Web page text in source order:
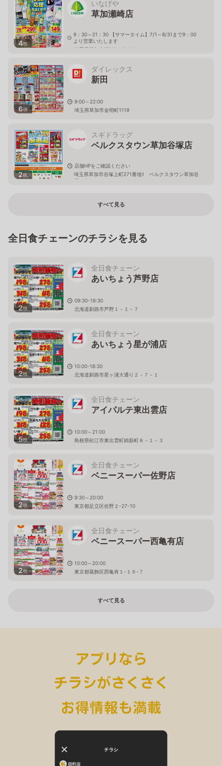
4枚
いなげや
草加瀬崎店
9：30～21：30 【サマータイム】7/1～8/31まで9：00
より営業いたします
埼玉県草加市瀬崎2－5－22
6枚
ダイレックス
新田
9:00～22:00
埼玉県草加市金明町1119
2枚
スギドラッグ
ベルクスタウン草加谷塚店
店舗HPをご確認ください
埼玉県草加市谷塚上町271番地1 ベルクスタウン草加谷
塚 内
すべて見る
全日食チェーンのチラシを見る
2枚
全日食チェーン
あいちょう芦野店
09:30-18:30
北海道釧路市芦野１－１－７
2枚
全日食チェーン
あいちょう星が浦店
10:00-18:30
北海道釧路市星ヶ浦大通り２－７－１
5枚
全日食チェーン
アイパルテ東出雲店
10:00～21:00
島根県松江市東出雲町錦新町８－１－３
2枚
全日食チェーン
ベニースーパー佐野店
9:30～20:00
東京都足立区佐野２-27-10
2枚
全日食チェーン
ベニースーパー西亀有店
10:00～20:00
東京都葛飾区西亀有１-１６-７
すべて見る